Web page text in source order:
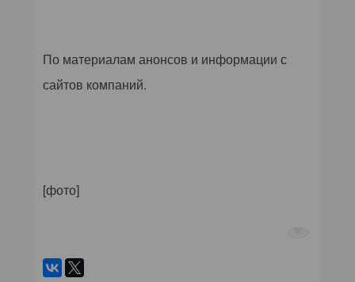
По материалам анонсов и информации с
сайтов компаний.
[фото]